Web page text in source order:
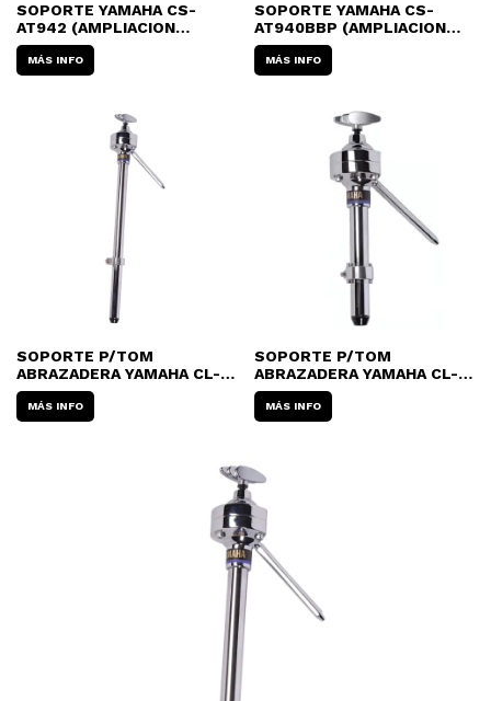
SOPORTE YAMAHA CS-
AT942 (AMPLIACION
P/PLATILLO)
MÁS INFO
SOPORTE YAMAHA CS-
AT940BBP (AMPLIACION
P/PLATILLO)
MÁS INFO
SOPORTE P/TOM
ABRAZADERA YAMAHA CL-
945LBBP
MÁS INFO
SOPORTE P/TOM
ABRAZADERA YAMAHA CL-
945BBP
MÁS INFO